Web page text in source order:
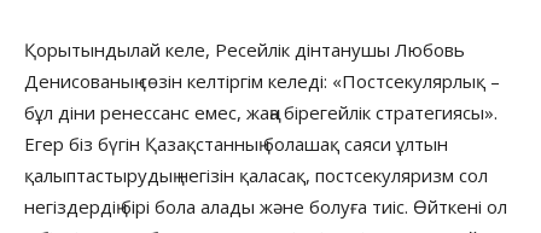
Қорытындылай келе, Ресейлік дінтанушы Любовь
Денисованың сөзін келтіргім келеді: «Постсекулярлық –
бұл діни ренессанс емес, жаңа бірегейлік стратегиясы».
Егер біз бүгін Қазақстанның болашақ саяси ұлтын
қалыптастырудың негізін қаласақ, постсекуляризм сол
негіздердің бірі бола алады және болуға тиіс. Өйткені ол